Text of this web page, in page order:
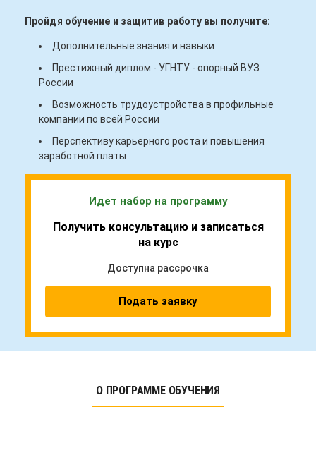
Пройдя обучение и защитив работу вы получите:
Дополнительные знания и навыки
Престижный диплом - УГНТУ - опорный ВУЗ
России
Возможность трудоустройства в профильные
компании по всей России
Перспективу карьерного роста и повышения
заработной платы
Идет набор на программу
Получить консультацию и записаться
на курс
Доступна рассрочка
Подать заявку
О ПРОГРАММЕ ОБУЧЕНИЯ